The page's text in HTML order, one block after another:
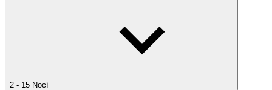
2 - 15 Nocí